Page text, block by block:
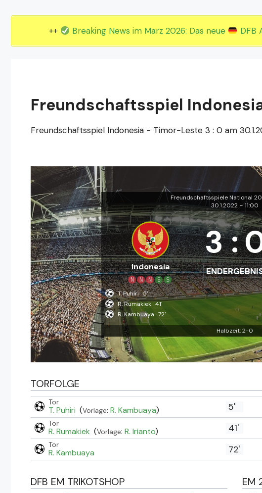
++ Breaking News im März 2026: Das neue DFB
Freundschaftsspiel
Freundschaftsspiel Indonesia - Timor-Leste 3 : 0 am
Freundschaftsspiele National
30.1.2022 - 11:00
Indonesia
N N N S S
3:
T. Puhiri 5'
R. Rumakiek 41'
R. Kambuaya 72'
Halbzeit: 2-0
TORFOLGE
Tor
T. Puhiri (Vorlage: R. Kambuaya) 5'
Tor
R. Rumakiek (Vorlage: R. Irianto) 41'
Tor
R. Kambuaya 72'
DFB EM TRIKOTSHOP EM